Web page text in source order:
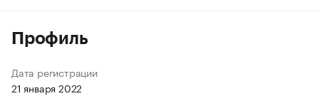
Профиль
Дата регистрации
21 января 2022